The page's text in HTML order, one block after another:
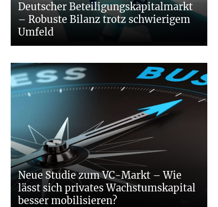
Deutscher Beteiligungskapitalmarkt
– Robuste Bilanz trotz schwierigem
Umfeld
Neue Studie zum VC-Markt – Wie
lässt sich privates Wachstumskapital
besser mobilisieren?